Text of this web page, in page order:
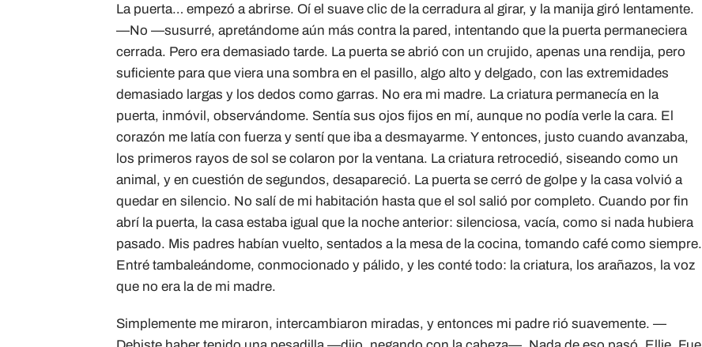
La puerta… empezó a abrirse. Oí el suave clic de la cerradura al girar, y la manija giró lentamente.
—No —susurré, apretándome aún más contra la pared, intentando que la puerta permaneciera
cerrada. Pero era demasiado tarde. La puerta se abrió con un crujido, apenas una rendija, pero
suficiente para que viera una sombra en el pasillo, algo alto y delgado, con las extremidades
demasiado largas y los dedos como garras. No era mi madre. La criatura permanecía en la
puerta, inmóvil, observándome. Sentía sus ojos fijos en mí, aunque no podía verle la cara. El
corazón me latía con fuerza y ​​sentí que iba a desmayarme. Y entonces, justo cuando avanzaba,
los primeros rayos de sol se colaron por la ventana. La criatura retrocedió, siseando como un
animal, y en cuestión de segundos, desapareció. La puerta se cerró de golpe y la casa volvió a
quedar en silencio. No salí de mi habitación hasta que el sol salió por completo. Cuando por fin
abrí la puerta, la casa estaba igual que la noche anterior: silenciosa, vacía, como si nada hubiera
pasado. Mis padres habían vuelto, sentados a la mesa de la cocina, tomando café como siempre.
Entré tambaleándome, conmocionado y pálido, y les conté todo: la criatura, los arañazos, la voz
que no era la de mi madre.
Simplemente me miraron, intercambiaron miradas, y entonces mi padre rió suavemente. —